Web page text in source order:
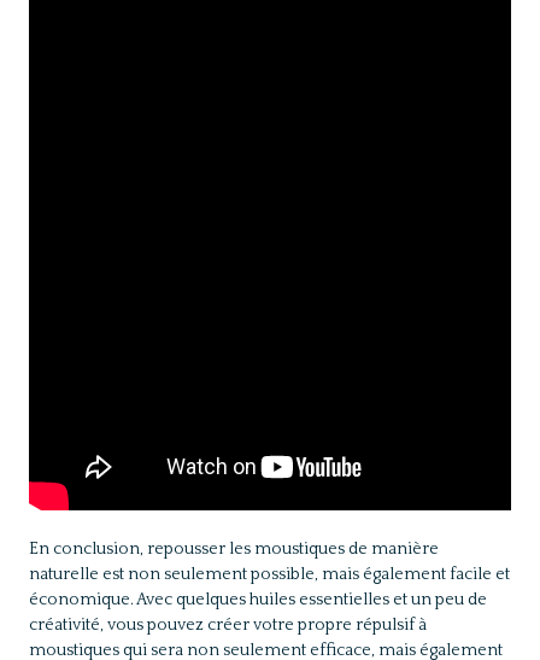
En conclusion, repousser les moustiques de manière
naturelle est non seulement possible, mais également facile et
économique. Avec quelques huiles essentielles et un peu de
créativité, vous pouvez créer votre propre répulsif à
moustiques qui sera non seulement efficace, mais également